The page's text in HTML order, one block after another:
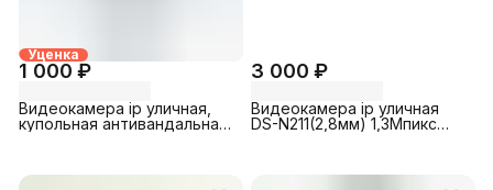
Уценка
1 000 ₽
Видеокамера ip уличная,
купольная антивандальная
3 000 ₽
Видеокамера ip уличная
DS-N211(2,8мм) 1,3Мпикс